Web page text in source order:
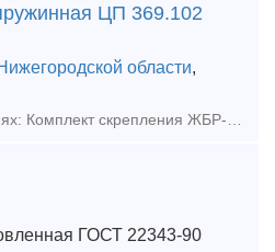
ЦП 369.102
области,